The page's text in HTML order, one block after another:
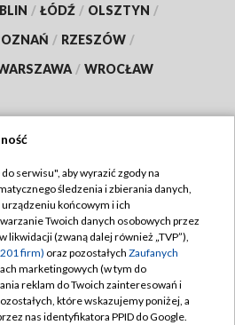
/ ŁÓDŹ / OLSZTYN /
/ RZESZÓW /
/ WROCŁAW
TVP
TVP
prywatności
Moje zgody
Pomoc
serwisu", aby wyrazić zgody na
śledzenia i zbierania danych,
końcowym i ich
Twoich danych osobowych przez
likwidacji (zwaną dalej również „TVP”),
firm) oraz pozostałych Zaufanych
marketingowych (w tym do
reklam do Twoich zainteresowań i
które wskazujemy poniżej, a
nas identyfikatora PPID do Google.